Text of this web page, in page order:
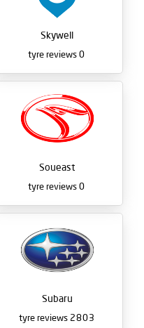
Skywell
0
tyre reviews
Soueast
0
tyre reviews
Subaru
2803
tyre reviews